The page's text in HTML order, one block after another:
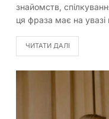
знайомств,
ця фраза має на
ЧИТАТИ ДАЛІ